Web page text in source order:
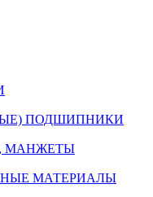
ПОДШИПНИКИ
МАНЖЕТЫ
МАТЕРИАЛЫ